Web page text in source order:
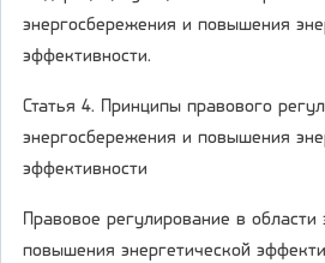
энергосбережения и повышения
эффективности.
Статья 4. Принципы правового
энергосбережения и повышения
эффективности
Правовое регулирование в области
повышения энергетической